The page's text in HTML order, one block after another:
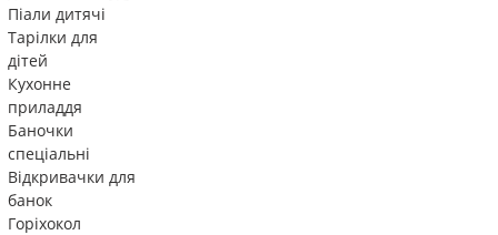
Піали дитячі
Тарілки для
дітей
Кухонне
приладдя
Баночки
спеціальні
Відкривачки для
банок
Горіхокол